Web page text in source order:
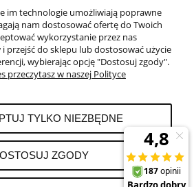
POMOC
I DOSTAWA
MOJE KONTO
im technologie umożliwiają poprawne
nam dostosować ofertę do Twoich
wykorzystanie przez nas
przejść do sklepu lub dostosować użycie
wybierając opcję "Dostosuj zgody".
przeczytasz w naszej Polityce
TYLKO NIEZBĘDNE
ZGODY